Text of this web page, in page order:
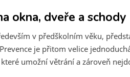
okna, dveře a schody
v předškolním věku,
je přitom velice
umožní větrání a zároveň